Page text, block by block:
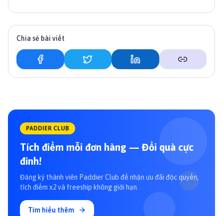
Chia sẻ bài viết
PADDIER CLUB
Tích điểm mỗi đơn hàng — Đổi quà cực
đỉnh!
Đăng ký thành viên Paddier Club để nhận ưu đãi độc quyền,
tích điểm x2 và freeship không giới hạn.
Tìm hiểu thêm